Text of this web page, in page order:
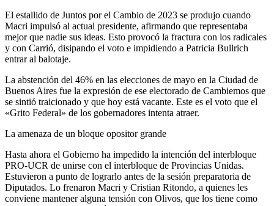
El estallido de Juntos por el Cambio de 2023 se produjo cuando
Macri impulsó al actual presidente, afirmando que representaba
mejor que nadie sus ideas. Esto provocó la fractura con los radicales
y con Carrió, disipando el voto e impidiendo a Patricia Bullrich
entrar al balotaje.
La abstención del 46% en las elecciones de mayo en la Ciudad de
Buenos Aires fue la expresión de ese electorado de Cambiemos que
se sintió traicionado y que hoy está vacante. Este es el voto que el
«Grito Federal» de los gobernadores intenta atraer.
La amenaza de un bloque opositor grande
Hasta ahora el Gobierno ha impedido la intención del interbloque
PRO-UCR de unirse con el interbloque de Provincias Unidas.
Estuvieron a punto de lograrlo antes de la sesión preparatoria de
Diputados. Lo frenaron Macri y Cristian Ritondo, a quienes les
conviene mantener alguna tensión con Olivos, que los tiene como